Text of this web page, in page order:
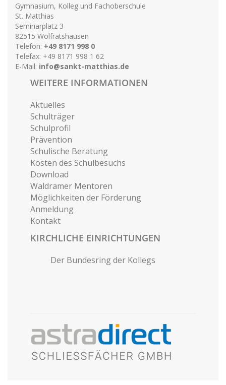
Gymnasium, Kolleg und Fachoberschule
St. Matthias
Seminarplatz 3
82515 Wolfratshausen
Telefon: +49 8171 998 0
Telefax: +49 8171 998 1 62
E-Mail: info@sankt-matthias.de
WEITERE INFORMATIONEN
Aktuelles
Schulträger
Schulprofil
Prävention
Schulische Beratung
Kosten des Schulbesuchs
Download
Waldramer Mentoren
Möglichkeiten der Förderung
Anmeldung
Kontakt
KIRCHLICHE EINRICHTUNGEN
Der Bundesring der Kollegs